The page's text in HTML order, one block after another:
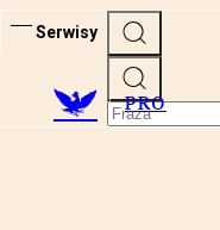
Serwisy
PRO